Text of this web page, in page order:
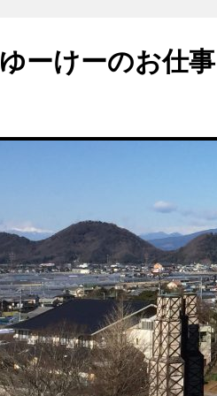
ゆーけーのお仕